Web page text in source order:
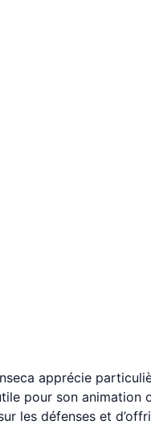
apprécie
pour son animation
les défenses et